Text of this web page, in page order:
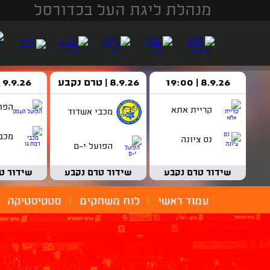
מנהלת ליגת העל בכדורסל
8.9.26 | 19:00
קריית אתא
נס ציונה
שידור טרם נקבע
8.9.26 | טרם נקבע
מכבי אשדוד
הפועל י-ם
שידור טרם נקבע
9.9.26 | 18:30
שידור
עמוד ראשי לוח משחקים סטטיסטיקה